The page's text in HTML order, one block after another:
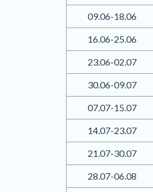
09.06-18.06
16.06-25.06
23.06-02.07
30.06-09.07
07.07-15.07
14.07-23.07
21.07-30.07
28.07-06.08